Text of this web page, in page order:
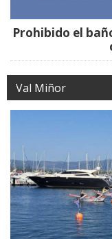
Prohibido el
Val Miñor